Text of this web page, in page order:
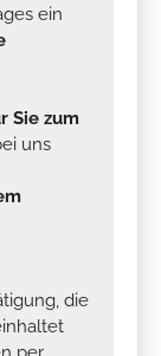
ein
Sie zum
uns
die